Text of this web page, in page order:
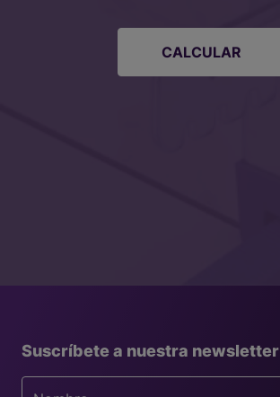
CALCULAR
Suscríbete a nuestra newsletter